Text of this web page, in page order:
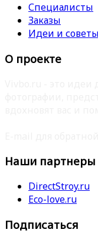
Специалисты
Заказы
Идеи и советы
О проекте
Наши партнеры
DirectStroy.ru
Eco-love.ru
Подписаться